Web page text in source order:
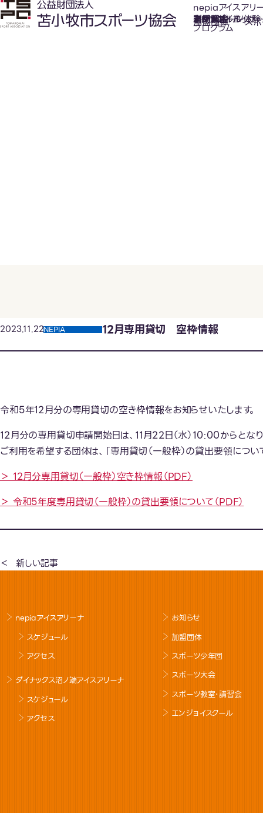
nepiaアイスアリ
氷上スポーツ体験
プログラム
お知らせ
スケジュール
フロアガイド
利用案内
利用料金
カジュアルホッケ
アクセス
加盟団体 ス
12月専用貸切 空枠情報
2023.11.22NEPIA
令和5年12月分の専用貸切の空き枠情報をお知らせいたします。
12月分の専用貸切申請開始日は、11月22日（水）10:00からとなり
ご利用を希望する団体は、「専用貸切（一般枠）の貸出要領につ
＞ 12月分専用貸切（一般枠）空き枠情報（PDF）
＞ 令和5年度専用貸切（一般枠）の貸出要領について（PDF）
新しい記事
nepiaアイスアリーナ
スケジュール
アクセス
ダイナックス沼ノ端アイスアリーナ
スケジュール
アクセス
お知らせ
加盟団体
スポーツ少年団
スポーツ大会
スポーツ教室･講習会
エンジョイスクール